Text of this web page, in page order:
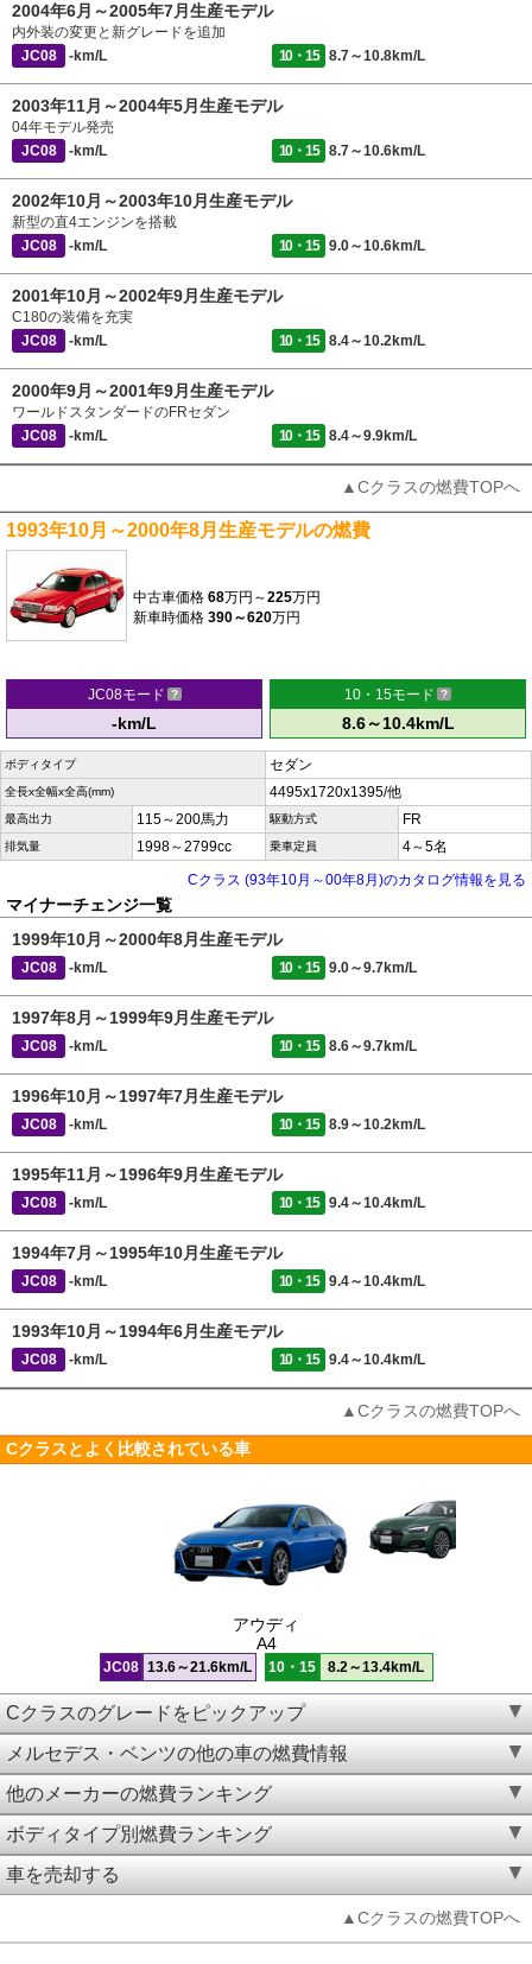
2004年6月～2005年7月生産モデル
内外装の変更と新グレードを追加
JC08
-km/L 10・15 8.7～10.8km/L
2003年11月～2004年5月生産モデル
04年モデル発売
JC08
-km/L 10・15 8.7～10.6km/L
2002年10月～2003年10月生産モデル
新型の直4エンジンを搭載
JC08
-km/L 10・15 9.0～10.6km/L
2001年10月～2002年9月生産モデル
C180の装備を充実
JC08
-km/L 10・15 8.4～10.2km/L
2000年9月～2001年9月生産モデル
ワールドスタンダードのFRセダン
JC08
-km/L 10・15 8.4～9.9km/L
▲Cクラスの燃費TOPへ
1993年10月～2000年8月生産モデルの燃費
中古車価格 68万円～225万円
新車時価格 390～620万円
JC08モード
-km/L
10・15モード
8.6～10.4km/L
ボディタイプ セダン
全長x全幅x全高(mm) 4495x1720x1395/他
最高出力 115～200馬力 駆動方式 FR
排気量 1998～2799cc 乗車定員
4～5名
Cクラス (93年10月～00年8月)のカタログ情報を見る
マイナーチェンジ一覧
1999年10月～2000年8月生産モデル
JC08 -km/L 10・15 9.0～9.7km/L
1997年8月～1999年9月生産モデル
JC08 -km/L 10・15 8.6～9.7km/L
1996年10月～1997年7月生産モデル
JC08 -km/L 10・15 8.9～10.2km/L
1995年11月～1996年9月生産モデル
JC08 -km/L 10・15 9.4～10.4km/L
1994年7月～1995年10月生産モデル
JC08 -km/L 10・15 9.4～10.4km/L
1993年10月～1994年6月生産モデル
JC08 -km/L 10・15 9.4～10.4km/L
▲Cクラスの燃費TOPへ
Cクラスとよく比較されている車
アウディ
A4
JC08 13.6～21.6km/L 10・15 8.2～13.4km/L
Cクラスのグレードをピックアップ
メルセデス・ベンツの他の車の燃費情報
他のメーカーの燃費ランキング
ボディタイプ別燃費ランキング
車を売却する
▲Cクラスの燃費TOPへ